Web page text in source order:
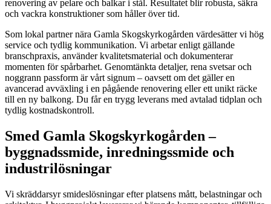
renovering av pelare och balkar i stål. Resultatet blir robusta, säkra
och vackra konstruktioner som håller över tid.
Som lokal partner nära Gamla Skogskyrkogården värdesätter vi hög
service och tydlig kommunikation. Vi arbetar enligt gällande
branschpraxis, använder kvalitetsmaterial och dokumenterar
momenten för spårbarhet. Genomtänkta detaljer, rena svetsar och
noggrann passform är vårt signum – oavsett om det gäller en
avancerad avväxling i en pågående renovering eller ett unikt räcke
till en ny balkong. Du får en trygg leverans med avtalad tidplan och
tydlig kostnadskontroll.
Smed Gamla Skogskyrkogården –
byggnadssmide, inredningssmide och
industrilösningar
Vi skräddarsyr smideslösningar efter platsens mått, belastningar och